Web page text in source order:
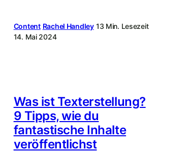
Content Rachel Handley 13 Min. Lesezeit
14. Mai 2024
Was ist Texterstellung?
9 Tipps, wie du
fantastische Inhalte
veröffentlichst